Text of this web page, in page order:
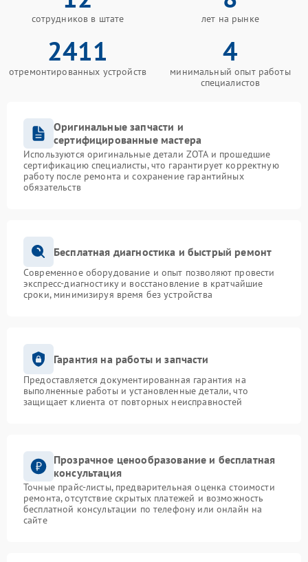
сотрудников в штате лет на рынке
2411
отремонтированных устройств
4
минимальный опыт работы
специалистов
Оригинальные запчасти и
сертифицированные мастера
Используются оригинальные детали ZOTA и прошедшие
сертификацию специалисты, что гарантирует корректную
работу после ремонта и сохранение гарантийных
обязательств
Бесплатная диагностика и быстрый ремонт
Современное оборудование и опыт позволяют провести
экспресс-диагностику и восстановление в кратчайшие
сроки, минимизируя время без устройства
Гарантия на работы и запчасти
Предоставляется документированная гарантия на
выполненные работы и установленные детали, что
защищает клиента от повторных неисправностей
Прозрачное ценообразование и бесплатная
консультация
Точные прайс-листы, предварительная оценка стоимости
ремонта, отсутствие скрытых платежей и возможность
бесплатной консультации по телефону или онлайн на
сайте